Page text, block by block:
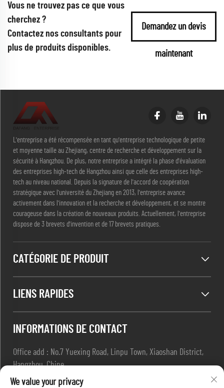
Vous ne trouvez pas ce que vous
cherchez ?
Contactez nos consultants pour
plus de produits disponibles.
Demandez un devis
maintenant
L'entreprise a été récompensée en tant qu'entreprise technologique de petite
et moyenne taille au Zhejiang, centre de recherche et développement sur la
sécurité à Hangzhou. De plus, notre entreprise a intégré la phase d'évaluation
des entreprises high-tech de Hangzhou ainsi que celle des entreprises high-
tech au niveau national. Depuis la signature de l'accord de coopération
stratégique avec l'université du Zhejiang en 2013, l'entreprise avance
activement dans l'innovation et la recherche et développement, et se montre
courageuse dans la création de nouveaux produits. Actuellement, l'entreprise
dispose de 3 brevets d'invention et de 17 brevets pratiques.
CATÉGORIE DE PRODUIT
LIENS RAPIDES
INFORMATIONS DE CONTACT
Office add : No.7 Yuexing Road, Linpu Town, Xiaoshan District,
Hangzhou, Chine
E-mail :[email protected]
We value your privacy